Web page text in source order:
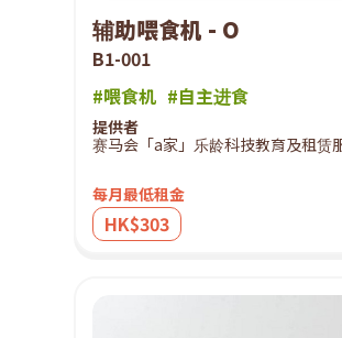
辅助喂食机 - O
B1-001
#喂食机 #自主进食
提供者
赛马会「a家」乐龄科技教育及租赁
每月最低租金
HK$303